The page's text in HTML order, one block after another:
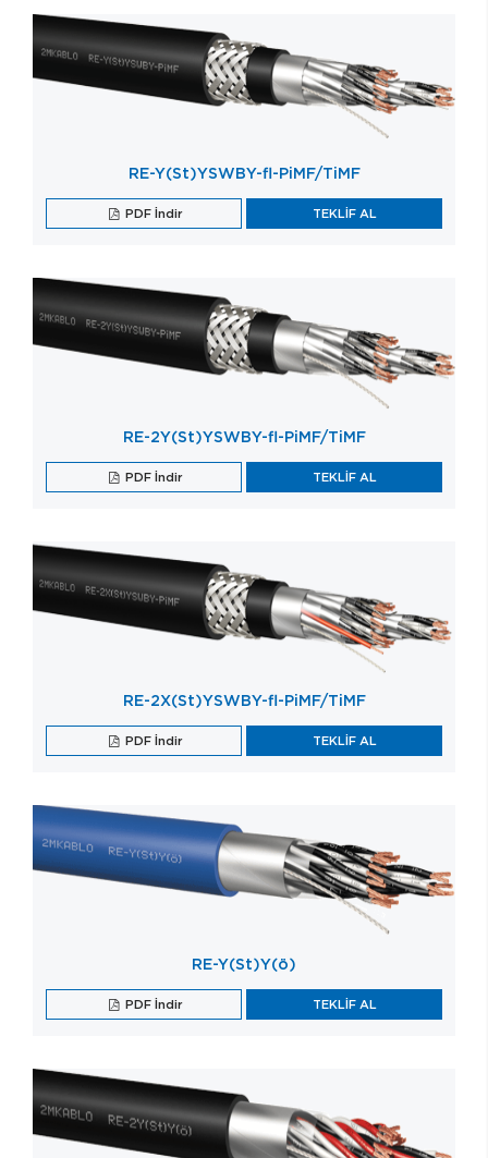
RE-Y(St)YSWBY-fl-PiMF/TiMF
PDF İndir TEKLİF AL
RE-2Y(St)YSWBY-fl-PiMF/TiMF
PDF İndir TEKLİF AL
RE-2X(St)YSWBY-fl-PiMF/TiMF
PDF İndir TEKLİF AL
RE-Y(St)Y(ö)
PDF İndir TEKLİF AL